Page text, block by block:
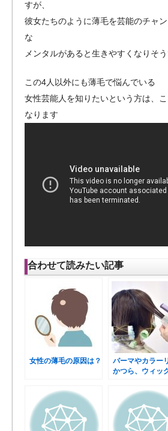
すが、
彼女たちのように薄毛を芸能のチャ
な
メンタルがあると生きやすくなりそう
この4人以外にも薄毛で悩んでいる
女性芸能人を知りたいという方は、
なります
合わせて読みたい記事
女性の薄毛の原因は？
パーマやカラー
かつら、ウィッ